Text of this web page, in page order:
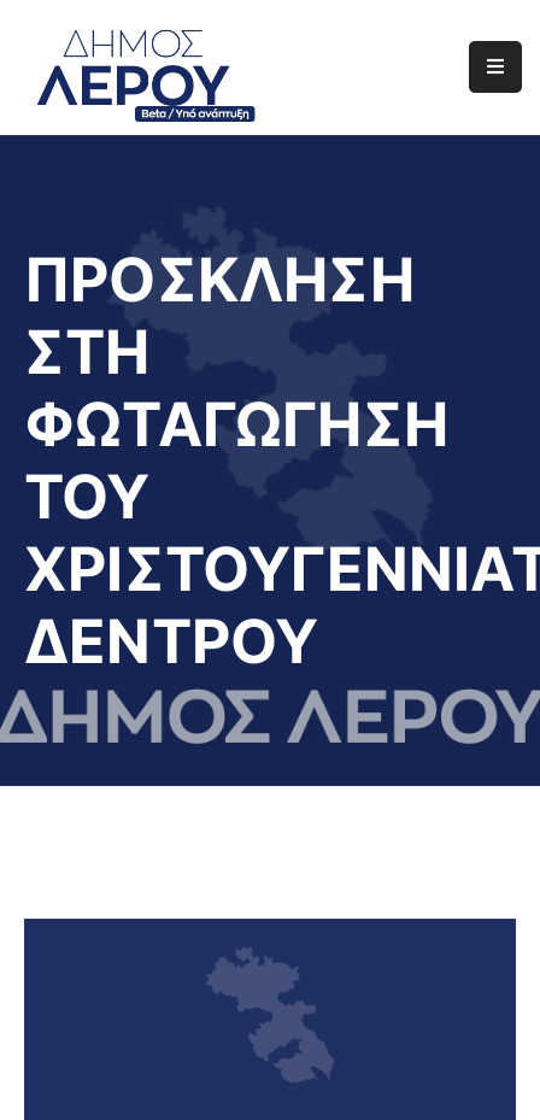
Αρχική
Διαφάνεια
Το
Νησί
Μας
ΠΡΟΣΚΛΗΣΗ
ΣΤΗ
ΦΩΤΑΓΩΓΗΣΗ
ΤΟΥ
ΔΕΝΤΡΟΥ